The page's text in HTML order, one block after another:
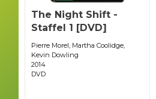
The Night Shift -
Staffel 1 [DVD]
Pierre Morel, Martha Coolidge,
Kevin Dowling
2014
DVD